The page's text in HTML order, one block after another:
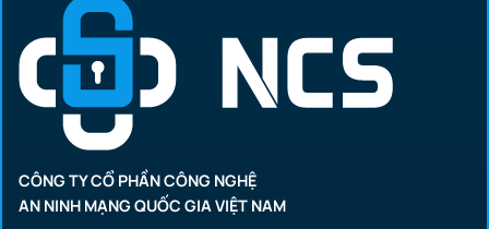
CÔNG TY CỔ PHẦN CÔNG NGHỆ
AN NINH MẠNG QUỐC GIA VIỆT NAM